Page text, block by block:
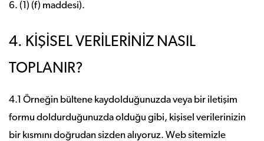
6. (1) (f) maddesi).
4. KİŞİSEL VERİLERİNİZ NASIL
TOPLANIR?
4.1 Örneğin bültene kaydolduğunuzda veya bir iletişim
formu doldurduğunuzda olduğu gibi, kişisel verilerinizin
bir kısmını doğrudan sizden alıyoruz. Web sitemizle